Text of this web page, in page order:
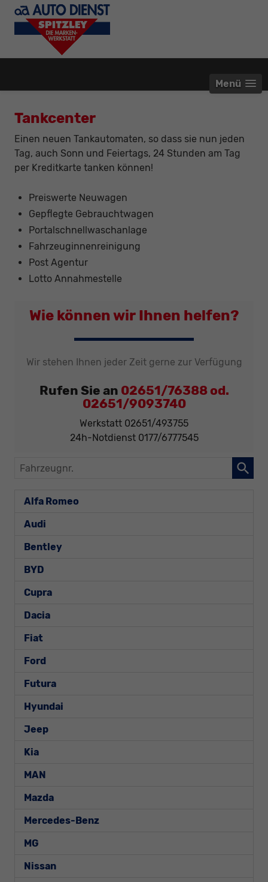
Menü
Tankcenter
Einen neuen Tankautomaten, so dass sie nun jeden
Tag, auch Sonn und Feiertags, 24 Stunden am Tag
per Kreditkarte tanken können!
Preiswerte Neuwagen
Gepflegte Gebrauchtwagen
Portalschnellwaschanlage
Fahrzeuginnenreinigung
Post Agentur
Lotto Annahmestelle
Wie können wir Ihnen helfen?
Wir stehen Ihnen jeder Zeit gerne zur Verfügung
Rufen Sie an 02651/76388 od.
02651/9093740
Werkstatt 02651/493755
24h-Notdienst 0177/6777545
Fahrzeugnr.
Alfa Romeo
Audi
Bentley
BYD
Cupra
Dacia
Fiat
Ford
Futura
Hyundai
Jeep
Kia
MAN
Mazda
Mercedes-Benz
MG
Nissan